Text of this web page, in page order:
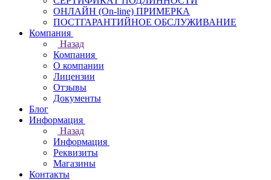
ОНЛАЙН (On-line) ПРИМЕРКА
ПОСТГАРАНТИЙНОЕ ОБСЛУЖИВАНИЕ
Компания
Назад
Компания
О компании
Лицензии
Отзывы
Документы
Блог
Информация
Назад
Информация
Реквизиты
Магазины
Контакты